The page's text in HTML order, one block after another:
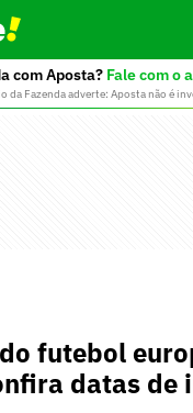
com Aposta? Fale com o
da Fazenda adverte: Aposta não é
futebol
datas de